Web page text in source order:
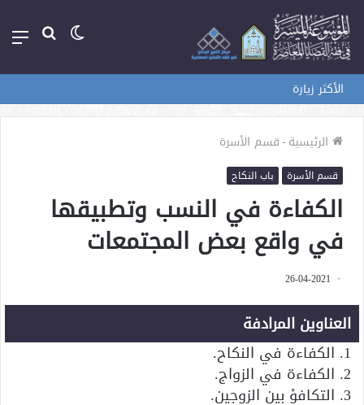
بحث الوضع
الأكثر زيارة
الرئيسية-قسم الأسرة
قسم الأسرة باب النكاح
الكفاءة في النسب وتطبيقها
في واقع بعض المجتمعات
26-04-2021
العناوين المرادفة
1. الكفاءة في النكاح.
2. الكفاءة في الزواج.
3. التكافؤ بين الزوجين.